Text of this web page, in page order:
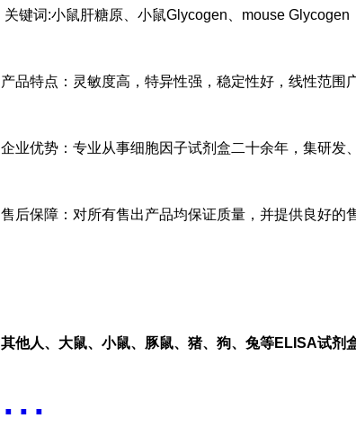
关键词:小鼠肝糖原、小鼠Glycogen、mouse Glycogen
产品特点：灵敏度高，特异性强，稳定性好，线性范围
企业优势：专业从事细胞因子试剂盒二十余年，集研发
售后保障：对所有售出产品均保证质量，并提供良好的
其他人、大鼠、小鼠、豚鼠、猪、狗、兔等ELISA试剂
...